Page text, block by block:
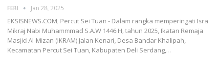
FERI Jan 28, 2025
EKSISNEWS.COM, Percut Sei Tuan - Dalam rangka memperingati Isra
Mikraj Nabi Muhammmad S.A.W 1446 H, tahun 2025, Ikatan Remaja
Masjid Al-Mizan (IKRAM) Jalan Kenari, Desa Bandar Khalipah,
Kecamatan Percut Sei Tuan, Kabupaten Deli Serdang,…